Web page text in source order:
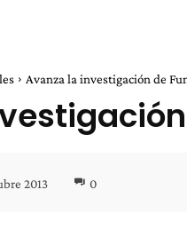
Avanza la investigación de
2013 0